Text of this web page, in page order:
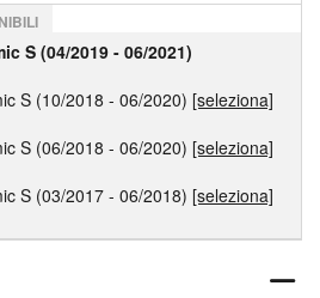
S (04/2019 - 06/2021)
S (10/2018 - 06/2020) [seleziona]
S (06/2018 - 06/2020) [seleziona]
S (03/2017 - 06/2018) [seleziona]